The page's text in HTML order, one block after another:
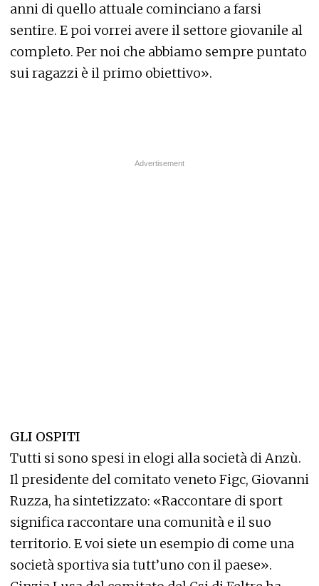
anni di quello attuale cominciano a farsi
sentire. E poi vorrei avere il settore giovanile al
completo. Per noi che abbiamo sempre puntato
sui ragazzi è il primo obiettivo».
GLI OSPITI
Tutti si sono spesi in elogi alla società di Anzù.
Il presidente del comitato veneto Figc, Giovanni
Ruzza, ha sintetizzato: «Raccontare di sport
significa raccontare una comunità e il suo
territorio. E voi siete un esempio di come una
società sportiva sia tutt’uno con il paese».